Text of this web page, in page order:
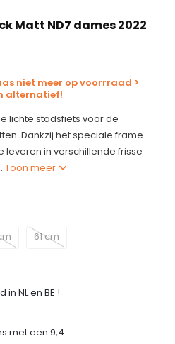
Matt ND7 dames 2022
niet meer op voorrraad >
alternatief!
lichte stadsfiets voor de
Dankzij het speciale frame
leveren in verschillende frisse
Toon meer
61 cm
NL en BE !
met een 9,4